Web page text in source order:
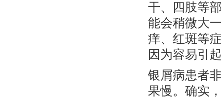
干、四肢等
能会稍微大
痒、红斑等
因为容易引
银屑病患者
果慢。确实